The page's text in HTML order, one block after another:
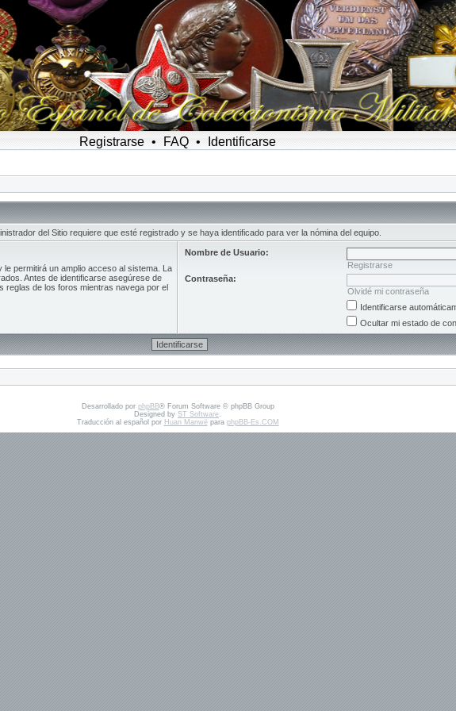
Registrarse • FAQ • Identificarse
del Sitio requiere que esté registrado y se haya identificado para ver la nómina del equipo.
permitirá un amplio acceso al sistema. La
Antes de identificarse asegúrese de
reglas de los foros mientras navega por el
Nombre de Usuario:
Registrarse
Contraseña:
Olvidé mi contraseña
Identificarse
Ocultar mi estado de
Desarrollado por phpBB® Forum Software © phpBB Group
Designed by ST Software.
Traducción al español por Huan Manwëpara phpBB-Es.COM